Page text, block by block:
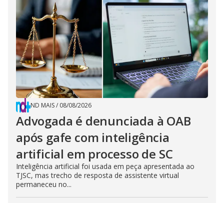
ND MAIS/ 08/08/2026
Advogada é denunciada à OAB
após gafe com inteligência
artificial em processo de SC
Inteligência artificial foi usada em peça apresentada ao
TJSC, mas trecho de resposta de assistente virtual
permaneceu no...